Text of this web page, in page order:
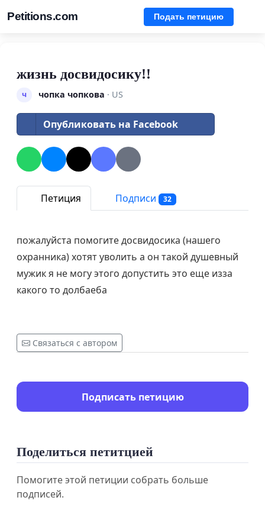
Petitions.com Подать петицию
жизнь досвидосику!!
ч чопка чопкова · US
Опубликовать на Facebook
Петиция Подписи 32
пожалуйста помогите досвидосика (нашего
охранника) хотят уволить а он такой душевный
мужик я не могу этого допустить это еще изза
какого то долбаеба
Связаться с автором
Подписать петицию
Поделиться петитцией
Помогите этой петиции собрать больше
подписей.